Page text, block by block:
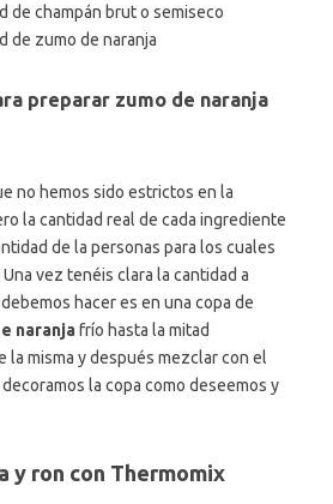
de champán brut o semiseco
de zumo de naranja
preparar zumo de naranja
no hemos sido estrictos en la
la cantidad real de cada ingrediente
de la personas para los cuales
vez tenéis clara la cantidad a
hacer es en una copa de
naranjafrío hasta la mitad
la misma y después mezclar con el
la copa como deseemos y
y ron con Thermomix